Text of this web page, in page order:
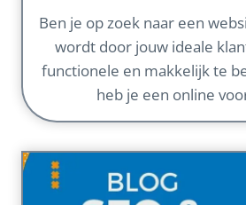
Ben je op zoek naar een
wordt door jouw ideale
functionele en makkelijk te
heb je een online